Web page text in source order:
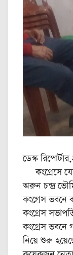
ডেস্ক
কংগ্রেসে
অরুন চন্দ্র
কংগ্রেস ভবনে
কংগ্রেস
কংগ্রেস ভবনে
নিয়ে শুরু